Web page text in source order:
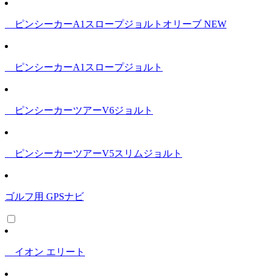
ピンシーカーA1スロープジョルトオリーブ NEW
ピンシーカーA1スロープジョルト
ピンシーカーツアーV6ジョルト
ピンシーカーツアーV5スリムジョルト
ゴルフ用 GPSナビ
イオン エリート